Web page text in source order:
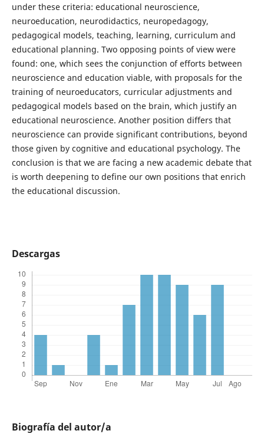
under these criteria: educational neuroscience,
neuroeducation, neurodidactics, neuropedagogy,
pedagogical models, teaching, learning, curriculum and
educational planning. Two opposing points of view were
found: one, which sees the conjunction of efforts between
neuroscience and education viable, with proposals for the
training of neuroeducators, curricular adjustments and
pedagogical models based on the brain, which justify an
educational neuroscience. Another position differs that
neuroscience can provide significant contributions, beyond
those given by cognitive and educational psychology. The
conclusion is that we are facing a new academic debate that
is worth deepening to define our own positions that enrich
the educational discussion.
Descargas
Biografía del autor/a